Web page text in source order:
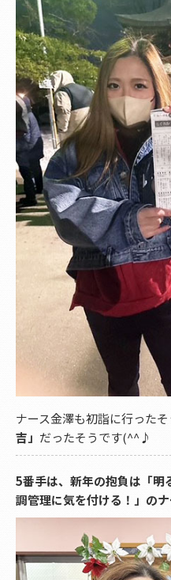
ナース金澤も初詣に行った
吉」 だったそうです(^^♪
5番手は、新年の抱負は「明
調管理に気を付ける！」のナ